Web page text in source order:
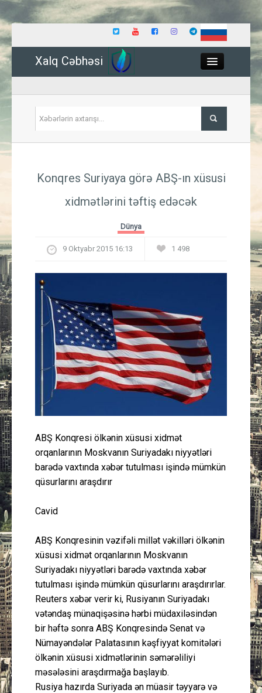
Xalq Cəbhəsi
İqtisadiyyat
Güney Azərbaycan
Müsahibə
İdman
Layihə
Cəmiyyət
Konqres Suriyaya görə ABŞ-ın xüsusi
xidmətlərini təftiş edəcək
Dünya
9 Oktyabr 2015 16:13 1 498
ABŞ Konqresi ölkənin xüsusi xidmət
orqanlarının Moskvanın Suriyadakı niyyətləri
barədə vaxtında xəbər tutulması işində mümkün
qüsurlarını araşdırır
Cavid
ABŞ Konqresinin vəzifəli millət vəkilləri ölkənin
xüsusi xidmət orqanlarının Moskvanın
Suriyadakı niyyətləri barədə vaxtında xəbər
tutulması işində mümkün qüsurlarını araşdırırlar.
Reuters xəbər verir ki, Rusiyanın Suriyadakı
vətəndaş münaqişəsinə hərbi müdaxiləsindən
bir həftə sonra ABŞ Konqresində Senat və
Nümayəndələr Palatasının kəşfiyyat komitələri
ölkənin xüsusi xidmətlərinin səmərəliliyi
məsələsini araşdırmağa başlayıb.
Rusiya hazırda Suriyada ən müasir təyyarə və